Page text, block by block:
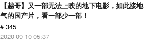
【越哥】又一部无法上映的地下电影，如此接地
气的国产片，看一部少一部！
# 345
2020-09-10 05:37